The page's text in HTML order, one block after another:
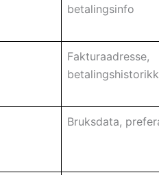
betalingsinfo
Fakturaadresse,
betalingshistorikk
Bruksdata,